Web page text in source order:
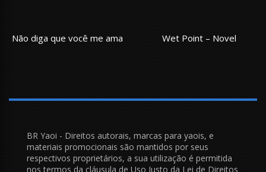
Não diga que você me ama Wet Point – Novel
BR Yaoi - Direitos autorais, marcas para yaois, e
materiais promocionais são mantidos por seus
respectivos proprietários, a sua utilização é permitida
nos termos da cláusula de Uso Justo da Lei de Direitos